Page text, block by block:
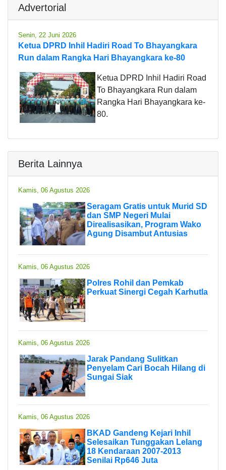
Advertorial
Senin, 22 Juni 2026
Ketua DPRD Inhil Hadiri Road To Bhayangkara
Run dalam Rangka Hari Bhayangkara ke-80
Ketua DPRD Inhil Hadiri Road
To Bhayangkara Run dalam
Rangka Hari Bhayangkara ke-
80.
Berita Lainnya
Kamis, 06 Agustus 2026
Seragam Gratis untuk Murid SD
dan SMP Negeri Mulai
Direalisasikan, Program Wako
Agung Disambut Antusias
Kamis, 06 Agustus 2026
Polres Rohil dan Pemkab
Perkuat Sinergi Cegah Karhutla
Kamis, 06 Agustus 2026
Jarak Pandang Sulitkan
Penyelam Cari Bocah Hilang di
Sungai Siak
Kamis, 06 Agustus 2026
BKAD Gandeng Kejari Inhil
Selesaikan Tunggakan Lelang
18 Kendaraan 2007-2013
Senilai Rp646 Juta